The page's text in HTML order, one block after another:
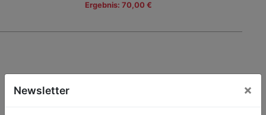
Ergebnis: 70,00 €
Newsletter ×